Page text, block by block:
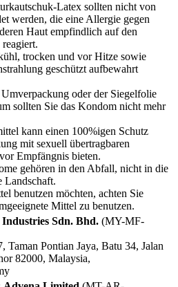
Latex sollten nicht von
werden, die eine Allergie gegen
Haut empfindlich auf den
trocken und vor Hitze sowie
geschützt aufbewahrt
oder der Siegelfolie
sollten Sie das Kondom nicht mehr
kann einen 100%igen Schutz
mit sexuell übertragbaren
Empfängnis bieten.
gehören in den Abfall, nicht in die
Landschaft.
benutzen möchten, achten Sie
Mittel zu benutzen.
Sdn. Bhd. (MY-MF-
Taman Pontian Jaya, Batu 34, Jalan
82000, Malaysia,